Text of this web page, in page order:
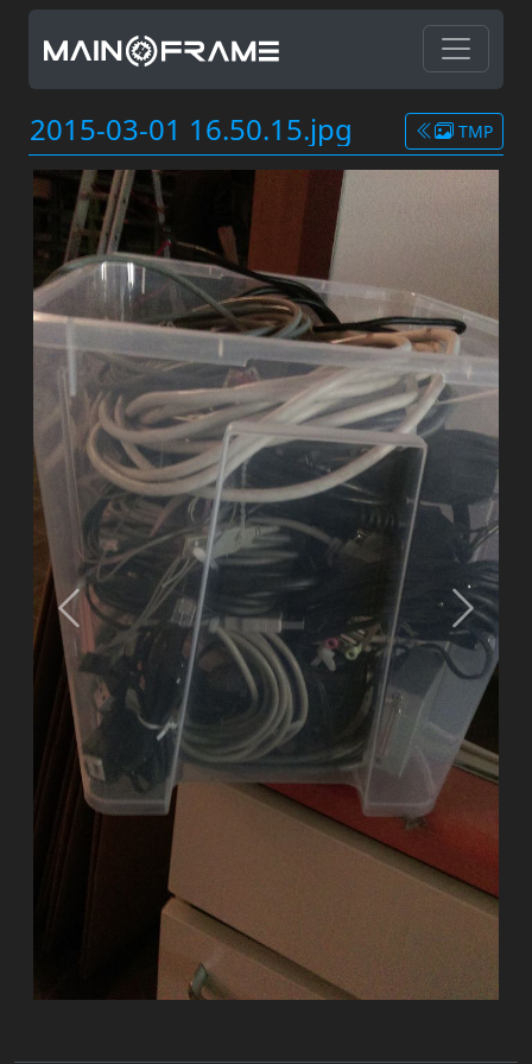
2015-03-01 16.50.15.jpg TMP